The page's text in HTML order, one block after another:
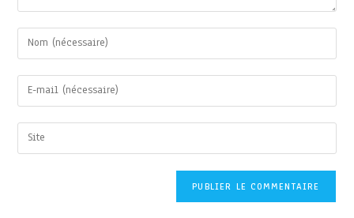
Enter
your
name
or
username
to
comment
Enter
your
email
address
comment
Saisir
l’URL
de